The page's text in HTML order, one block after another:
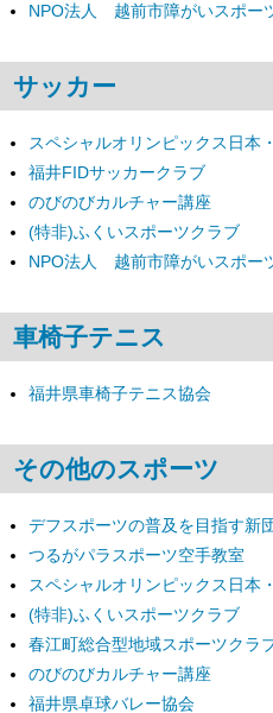
NPO法人 越前市障がいスポー
サッカー
スペシャルオリンピックス日本
福井FIDサッカークラブ
のびのびカルチャー講座
(特非)ふくいスポーツクラブ
NPO法人 越前市障がいスポー
車椅子テニス
福井県車椅子テニス協会
その他のスポーツ
デフスポーツの普及を目指す新
つるがパラスポーツ空手教室
スペシャルオリンピックス日本
(特非)ふくいスポーツクラブ
春江町総合型地域スポーツクラ
のびのびカルチャー講座
福井県卓球バレー協会